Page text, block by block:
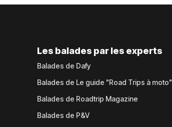
Les balades par les experts
Balades de Dafy
Balades de Le guide "Road Trips à moto"
Balades de Roadtrip Magazine
Balades de P&V